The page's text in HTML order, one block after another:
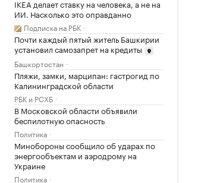
IKEA делает ставку на человека, а не на
ИИ. Насколько это оправданно
Подписка на РБК
Почти каждый пятый житель Башкирии
установил самозапрет на кредиты
Башкортостан
Пляжи, замки, марципан: гастрогид по
Калининградской области
РБК и РСХБ
В Московской области объявили
беспилотную опасность
Политика
Минобороны сообщило об ударах по
энергообъектам и аэродрому на
Украине
Политика